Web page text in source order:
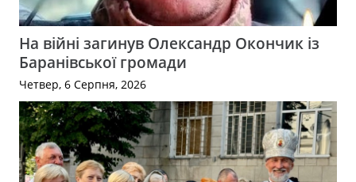
На війні загинув Олександр Окончик із
Баранівської громади
Четвер, 6 Серпня, 2026